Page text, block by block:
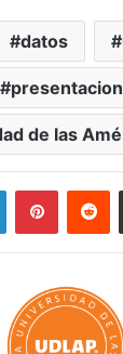
datos
de las
LinkedInPinterest